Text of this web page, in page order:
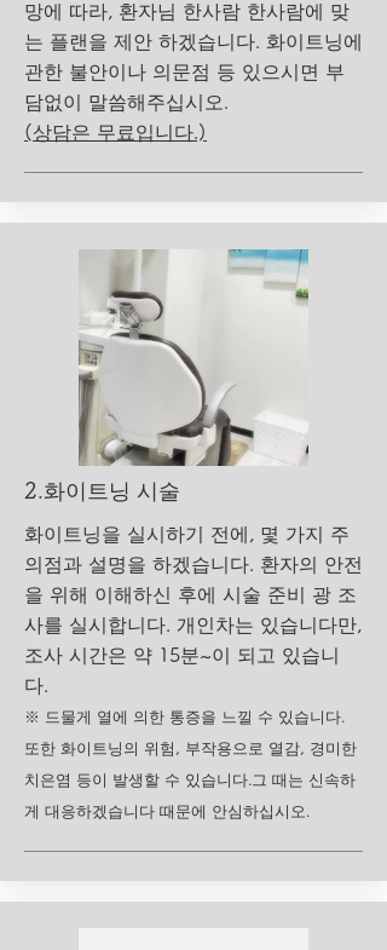
망에 따라, 환자님 한사람 한사람에 맞
는 플랜을 제안 하겠습니다. 화이트닝에
관한 불안이나 의문점 등 있으시면 부
담없이 말씀해주십시오.
(상담은 무료입니다.)
​2.화이트닝 시술
화이트닝을 실시하기 전에, 몇 가지 주
의점과 설명을 하겠습니다. 환자의 안전
을 위해 이해하신 후에 시술 준비 광 조
사를 실시합니다. 개인차는 있습니다만,
조사 시간은 약 15분~이 되고 있습니
다.
※ 드물게 열에 의한 통증을 느낄 수 있습니다.
또한 화이트닝의 위험, 부작용으로 열감, 경미한
치은염 등이 발생할 수 있습니다. 그 때는 신속하
게 대응하겠습니다 때문에 안심하십시오.